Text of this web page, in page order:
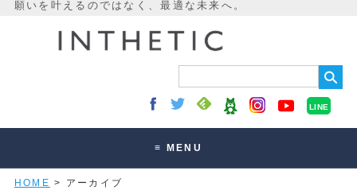
LINE
≡ MENU
HOME > アーカイブ